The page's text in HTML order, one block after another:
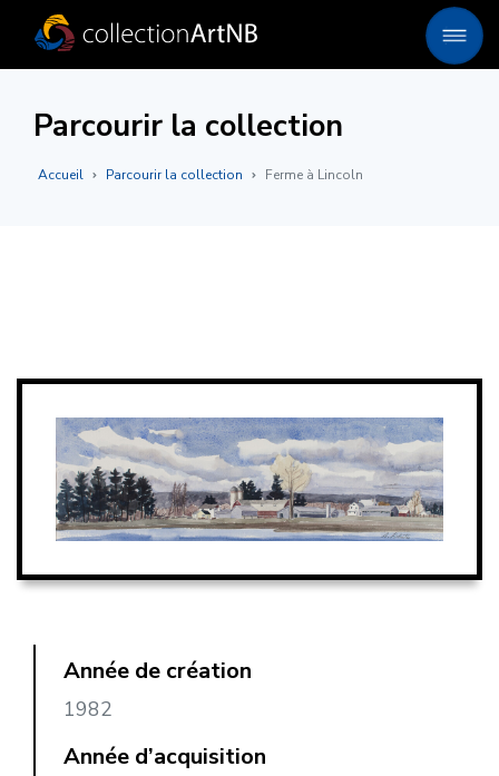
Parcourir la collection
Accueil Parcourir la collection Ferme à Lincoln
Année de création
1982
Année d’acquisition